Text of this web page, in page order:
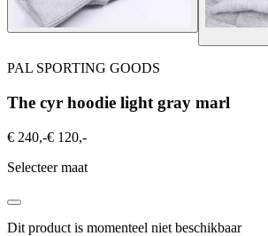
PAL SPORTING GOODS
The cyr hoodie light gray marl
€ 240,-€ 120,-
Selecteer maat
Dit product is momenteel niet beschikbaar